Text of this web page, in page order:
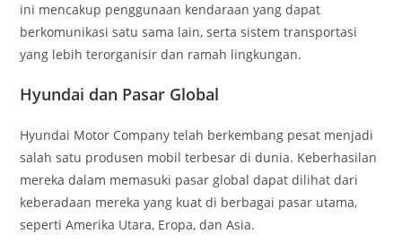
ini mencakup penggunaan kendaraan yang dapat
berkomunikasi satu sama lain, serta sistem transportasi
yang lebih terorganisir dan ramah lingkungan.
Hyundai dan Pasar Global
Hyundai Motor Company telah berkembang pesat menjadi
salah satu produsen mobil terbesar di dunia. Keberhasilan
mereka dalam memasuki pasar global dapat dilihat dari
keberadaan mereka yang kuat di berbagai pasar utama,
seperti Amerika Utara, Eropa, dan Asia.